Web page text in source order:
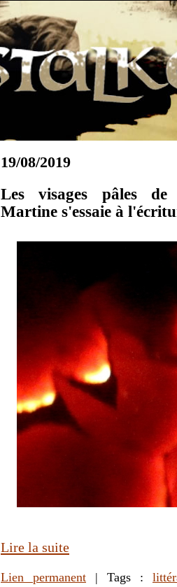
19/08/2019
Les visages pâles de
Martine s'essaie à
Lire la suite
Lien permanent | Tags :